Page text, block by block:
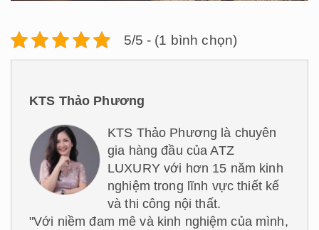
5/5 - (1 bình chọn)
KTS Thảo Phương
KTS Thảo Phương là chuyên
gia hàng đầu của ATZ
LUXURY với hơn 15 năm kinh
nghiệm trong lĩnh vực thiết kế
và thi công nội thất.
"Với niềm đam mê và kinh nghiệm của mình,